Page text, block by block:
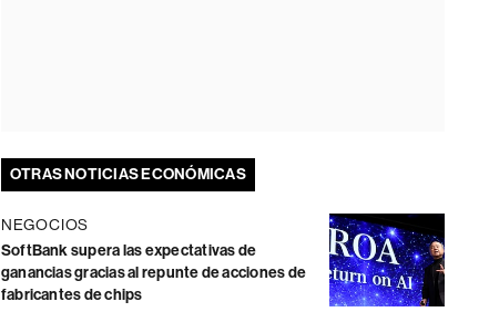
OTRAS NOTICIAS ECONÓMICAS
NEGOCIOS
SoftBank supera las expectativas de
ganancias gracias al repunte de acciones de
fabricantes de chips